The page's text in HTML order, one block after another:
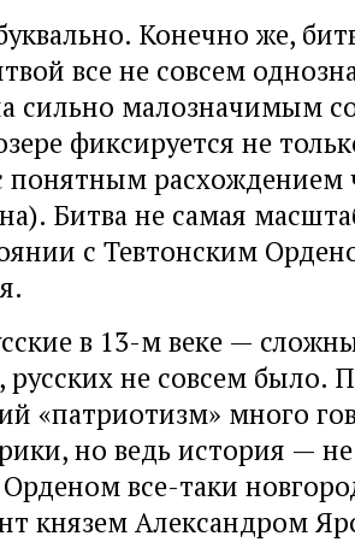
Конечно же,
все не совсем
сильно малозначимым
фиксируется не
понятным расхождением
Битва не самая
с Тевтонским
в 13-м веке —
русских не совсем было.
«патриотизм» много
но ведь история — не
все-таки
князем Александром